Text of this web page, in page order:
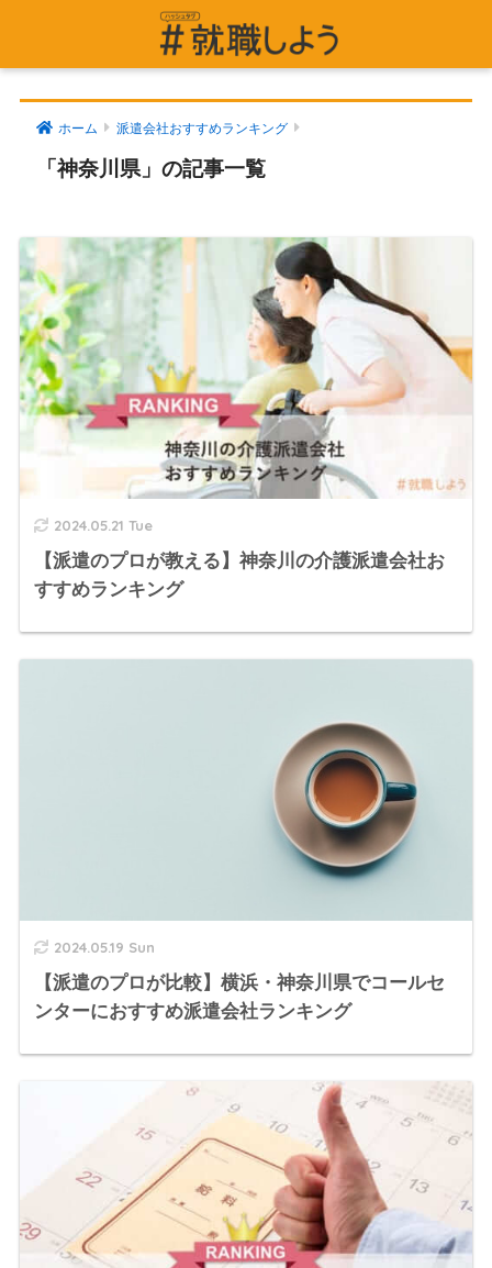
ホーム 派遣会社おすすめランキング
「神奈川県」の記事一覧
2024.05.21 Tue
【派遣のプロが教える】神奈川の介護派遣会社お
すすめランキング
2024.05.19 Sun
【派遣のプロが比較】横浜・神奈川県でコールセ
ンターにおすすめ派遣会社ランキング